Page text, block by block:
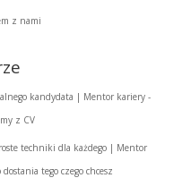
z nami
kandydata | Mentor kariery -
z CV
techniki dla każdego | Mentor
tego czego chcesz